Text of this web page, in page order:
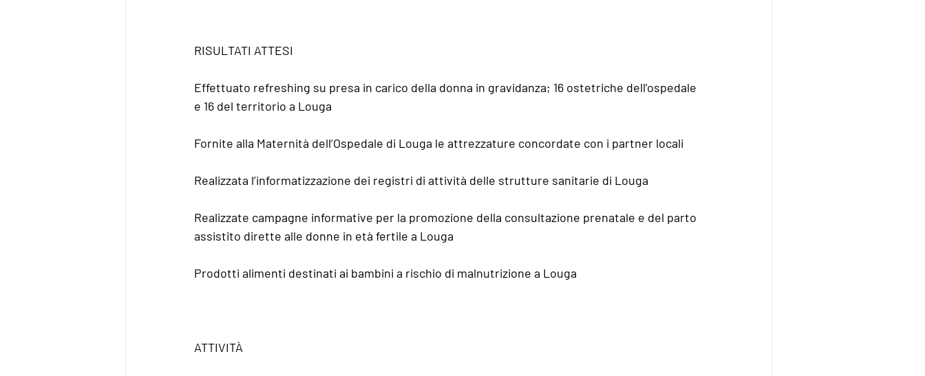
RISULTATI ATTESI
Effettuato refreshing su presa in carico della donna in gravidanza; 16 ostetriche dell’ospedale
e 16 del territorio a Louga
Fornite alla Maternità dell’Ospedale di Louga le attrezzature concordate con i partner locali
Realizzata l’informatizzazione dei registri di attività delle strutture sanitarie di Louga
Realizzate campagne informative per la promozione della consultazione prenatale e del parto
assistito dirette alle donne in età fertile a Louga
Prodotti alimenti destinati ai bambini a rischio di malnutrizione a Louga
ATTIVITÀ